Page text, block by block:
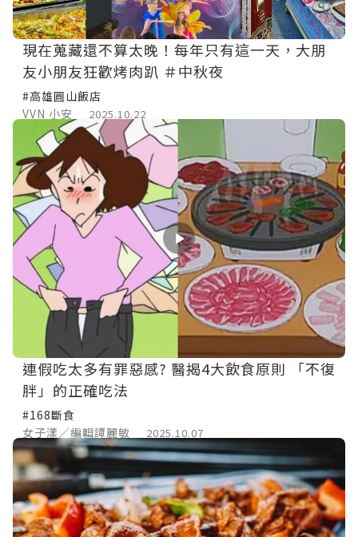
現在蒐藏還不算太晚！每年只有這一天，大朋
友小朋友狂歡烤肉趴 ＃中秋夜
#高雄圓山飯店
VVN 小安
2025.10.22
連假吃太多有罪惡感? 醫揭4大飲食原則 「不復
胖」的正確吃法
#168斷食
女子漾／編輯譚麗敏
2025.10.07